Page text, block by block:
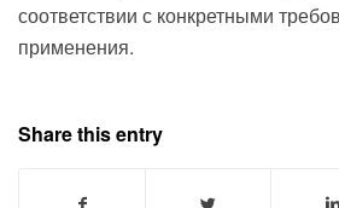
соответствии с конкретными
применения.
Share this entry